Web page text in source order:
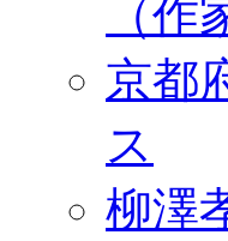
（作
京都
ス
柳澤